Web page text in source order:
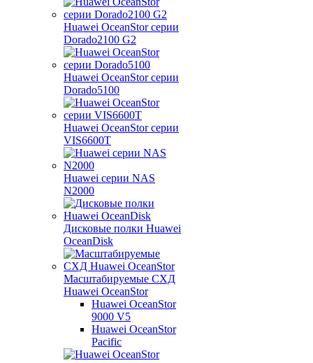
Huawei OceanStor серии
Dorado2100 G2
Huawei OceanStor серии
Dorado5100
Huawei OceanStor серии
VIS6600T
Huawei серии NAS
N2000
Дисковые полки Huawei
OceanDisk
Масштабируемые СХД
Huawei OceanStor
Huawei OceanStor
9000 V5
Huawei OceanStor
Pacific